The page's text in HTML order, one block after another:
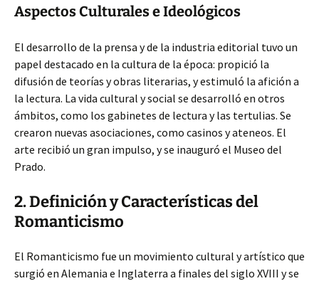
Aspectos Culturales e Ideológicos
El desarrollo de la prensa y de la industria editorial tuvo un
papel destacado en la cultura de la época: propició la
difusión de teorías y obras literarias, y estimuló la afición a
la lectura. La vida cultural y social se desarrolló en otros
ámbitos, como los gabinetes de lectura y las tertulias. Se
crearon nuevas asociaciones, como casinos y ateneos. El
arte recibió un gran impulso, y se inauguró el Museo del
Prado.
2. Definición y Características del
Romanticismo
El Romanticismo fue un movimiento cultural y artístico que
surgió en Alemania e Inglaterra a finales del siglo XVIII y se